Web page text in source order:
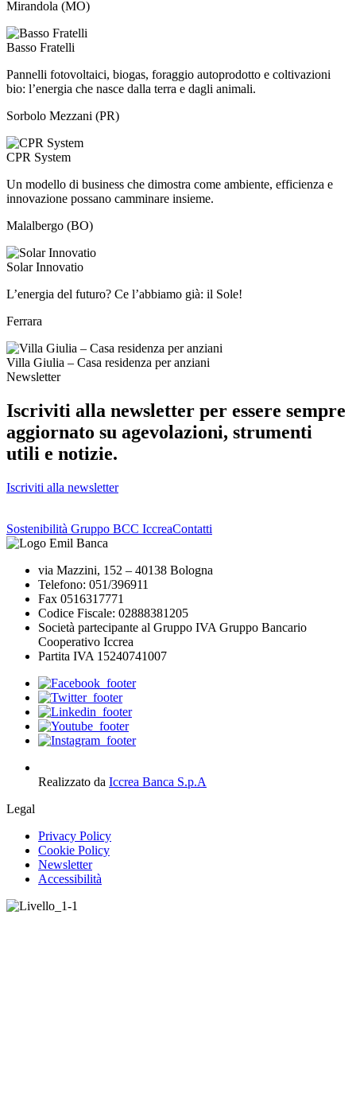
Mirandola (MO)
Basso Fratelli
Pannelli fotovoltaici, biogas, foraggio autoprodotto e coltivazioni
bio: l’energia che nasce dalla terra e dagli animali.
Sorbolo Mezzani (PR)
CPR System
Un modello di business che dimostra come ambiente, efficienza e
innovazione possano camminare insieme.
Malalbergo (BO)
Solar Innovatio
L’energia del futuro? Ce l’abbiamo già: il Sole!
Ferrara
Villa Giulia – Casa residenza per anziani
Newsletter
Iscriviti alla newsletter per essere sempre
aggiornato su agevolazioni, strumenti
utili e notizie.
Iscriviti alla newsletter
Sostenibilità Gruppo BCC IccreaContatti
via Mazzini, 152 – 40138 Bologna
Telefono: 051/396911
Fax 0516317771
Codice Fiscale: 02888381205
Società partecipante al Gruppo IVA Gruppo Bancario
Cooperativo Iccrea
Partita IVA 15240741007
Realizzato da Iccrea Banca S.p.A
Legal
Privacy Policy
Cookie Policy
Newsletter
Accessibilità